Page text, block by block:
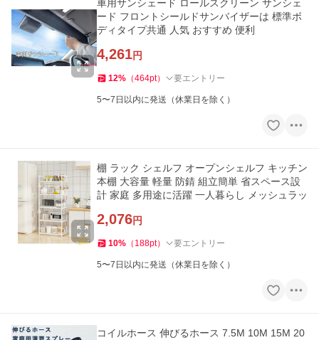
車用サンシェード ロールスクリーン サンシェ
ード フロントシールドサンバイザーは 標準ボ
ディタイプ共通 人気 おすすめ 便利
4,261円
12% （464pt） 要エントリー
5〜7日以内に発送（休業日を除く）
棚 ラック シェルフ オープンシェルフ キッチン
本棚 大容量 軽量 防錆 組立簡単 省スペース設
計 家庭 多用途に活躍 一人暮らし メッシュラッ
2,076円
10% （ 188pt） 要エントリー
5〜7日以内に発送（休業日を除く）
コイルホース 伸びるホース 7.5M 10M 15M 20